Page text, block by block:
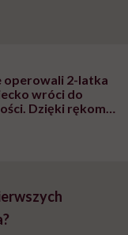
operowali 2-latka
wróci do
Dzięki rękom